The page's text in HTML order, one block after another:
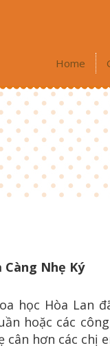
Home
Càng Nhẹ Ký
học Hòa Lan
hoặc các
cân hơn các chị